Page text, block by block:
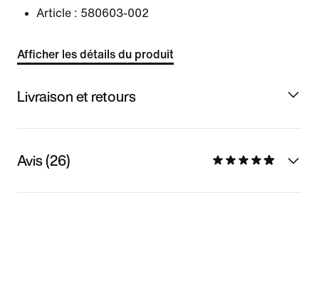
Article : 580603-002
Afficher les détails du produit
Livraison et retours
Avis (26)